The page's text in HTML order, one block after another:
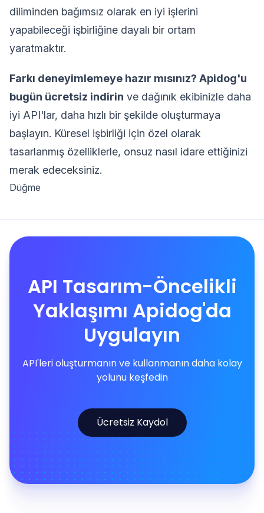
diliminden bağımsız olarak en iyi işlerini
yapabileceği işbirliğine dayalı bir ortam
yaratmaktır.
Farkı deneyimlemeye hazır mısınız? Apidog'u
bugün ücretsiz indirin ve dağınık ekibinizle daha
iyi API'lar, daha hızlı bir şekilde oluşturmaya
başlayın. Küresel işbirliği için özel olarak
tasarlanmış özelliklerle, onsuz nasıl idare ettiğinizi
merak edeceksiniz.
Düğme
API Tasarım-Öncelikli
Yaklaşımı Apidog'da
Uygulayın
API'leri oluşturmanın ve kullanmanın daha kolay
yolunu keşfedin
Ücretsiz Kaydol